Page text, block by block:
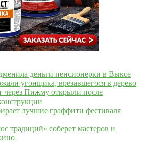
деньги пенсионерки в Выксе
угонщика, врезавшегося в дерево
через Пижму открыли после
лучшие граффити фестиваля
традиций» соберет мастеров и